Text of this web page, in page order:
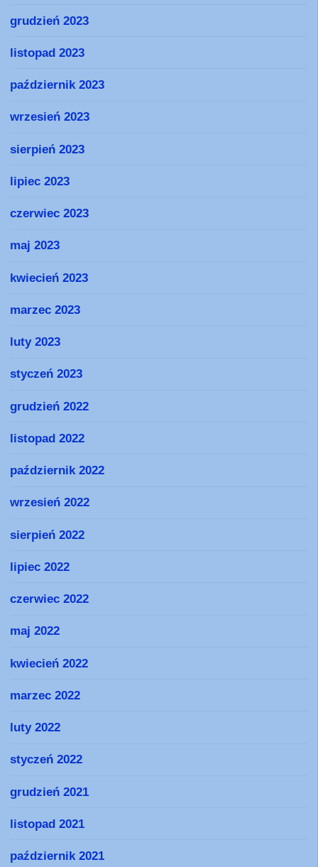
grudzień 2023
listopad 2023
październik 2023
wrzesień 2023
sierpień 2023
lipiec 2023
czerwiec 2023
maj 2023
kwiecień 2023
marzec 2023
luty 2023
styczeń 2023
grudzień 2022
listopad 2022
październik 2022
wrzesień 2022
sierpień 2022
lipiec 2022
czerwiec 2022
maj 2022
kwiecień 2022
marzec 2022
luty 2022
styczeń 2022
grudzień 2021
listopad 2021
październik 2021